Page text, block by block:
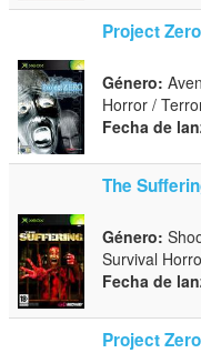
Project Zero
Género:
Horror /
Fecha de
The
Género:
Survival
Fecha de
Project